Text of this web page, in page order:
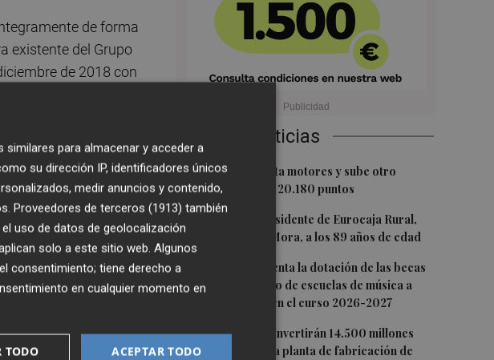
Últimas Noticias
1 El Ibex 35 aprieta motores y sube otro
0,62%, hasta los 20.180 puntos
2
Fallece el expresidente de Eurocaja Rural,
Andrés Gómez Mora, a los 89 años de edad
3
CaixaBank aumenta la dotación de las becas
para el alumnado de escuelas de música a
275.000 euros en el curso 2026-2027
4Tesla y SpaceX invertirán 14.500 millones
para construir la planta de fabricación de
de forma
existente del Grupo
de 2018 con
suscrita por el
de euros.
que publicará,
periódico 'Financial
los bonos emitidos el
para almacenar y acceder a
su dirección IP, identificadores únicos
medir anuncios y contenido,
Proveedores de terceros (1913) también
uso de datos de geolocalización
solo a este sitio web. Algunos
consentimiento; tiene derecho a
en cualquier momento en
ACEPTAR TODO
TODO